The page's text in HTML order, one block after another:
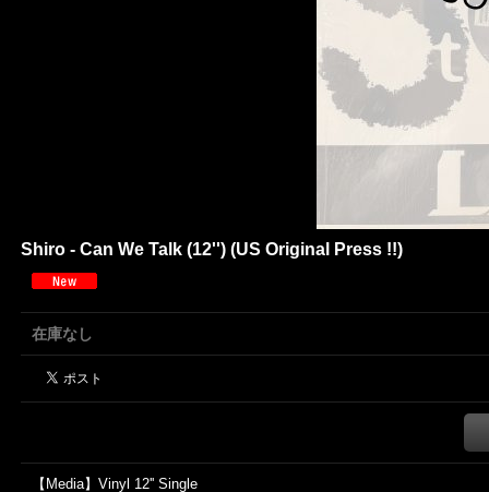
Shiro - Can We Talk (12'') (US Original Press !!)
在庫なし
【Media】Vinyl 12'' Single